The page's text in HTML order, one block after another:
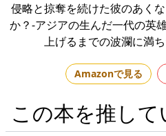
侵略と掠奪を続けた彼のあく
か？-アジアの生んだ一代の英
上げるまでの波瀾に満ち
Amazonで見る
この本を推して